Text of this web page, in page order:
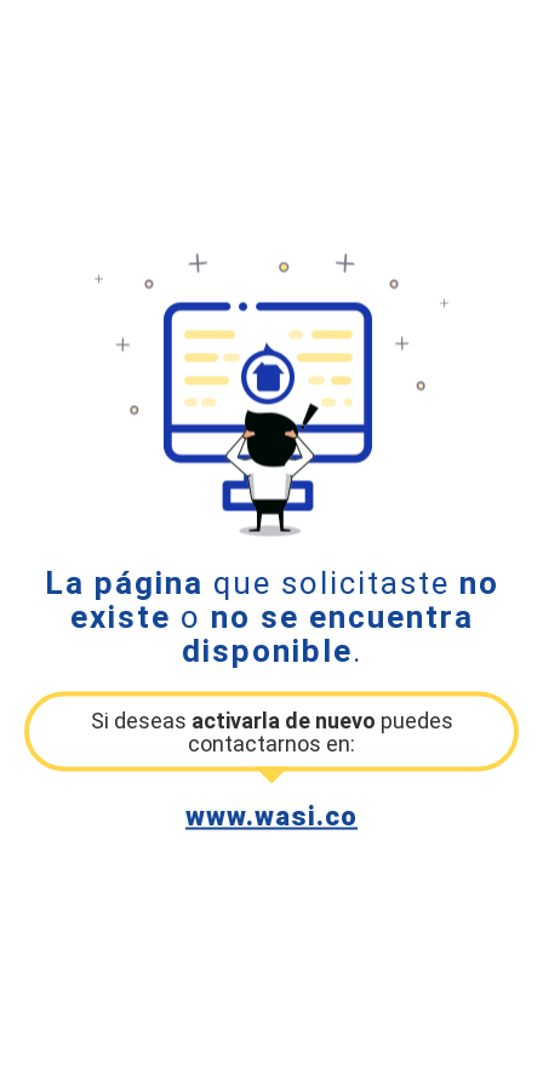
La página que solicitaste no
existe o no se encuentra
disponible.
Si deseas activarla de nuevo puedes
contactarnos en:
www.wasi.co